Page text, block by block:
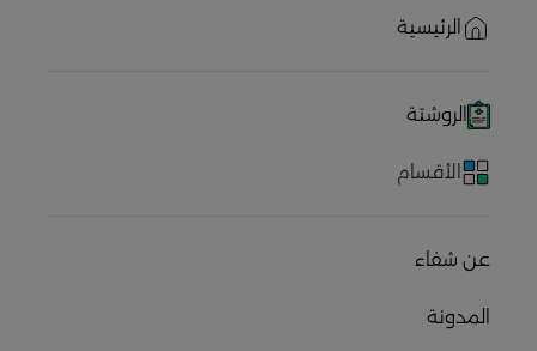
الرئيسية
الروشتة
الأقسام
عن شفاء
المدونة